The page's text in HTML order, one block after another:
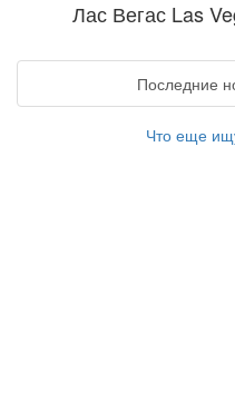
Лас Вегас Las
Последние
Что еще